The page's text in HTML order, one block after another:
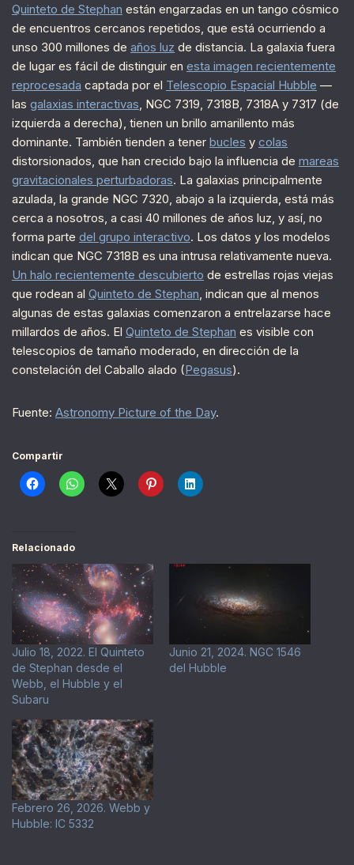
Quinteto de Stephan están engarzadas en un tango cósmico
de encuentros cercanos repetidos, que está ocurriendo a
unso 300 millones de años luz de distancia. La galaxia fuera
de lugar es fácil de distinguir en esta imagen recientemente
reprocesada captada por el Telescopio Espacial Hubble —
las galaxias interactivas , NGC 7319, 7318B, 7318A y 7317 (de
izquierda a derecha), tienen un brillo amarillento más
dominante. También tienden a tener bucles y colas
distorsionados, que han crecido bajo la influencia de mareas
gravitacionales perturbadoras. La galaxias principalmente
azulada, la grande NGC 7320, abajo a la izquierda, está más
cerca a nosotros, a casi 40 millones de años luz, y así, no
forma parte del grupo interactivo. Los datos y los modelos
indican que NGC 7318B es una intrusa relativamente nueva.
Un halo recientemente descubierto de estrellas rojas viejas
que rodean al Quinteto de Stephan , indican que al menos
algunas de estas galaxias comenzaron a entrelazarse hace
millardos de años. El Quinteto de Stephan es visible con
telescopios de tamaño moderado, en dirección de la
constelación del Caballo alado (Pegasus).
Fuente: Astronomy Picture of the Day.
Compartir
Relacionado
Julio 18, 2022. El Quinteto
de Stephan desde el
Webb, el Hubble y el
Subaru
Junio 21, 2024. NGC 1546
del Hubble
Febrero 26, 2026. Webb y
Hubble: IC 5332